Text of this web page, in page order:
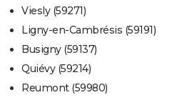
Viesly (59271)
Ligny-en-Cambrésis (59191)
Busigny (59137)
Quiévy (59214)
Reumont (59980)